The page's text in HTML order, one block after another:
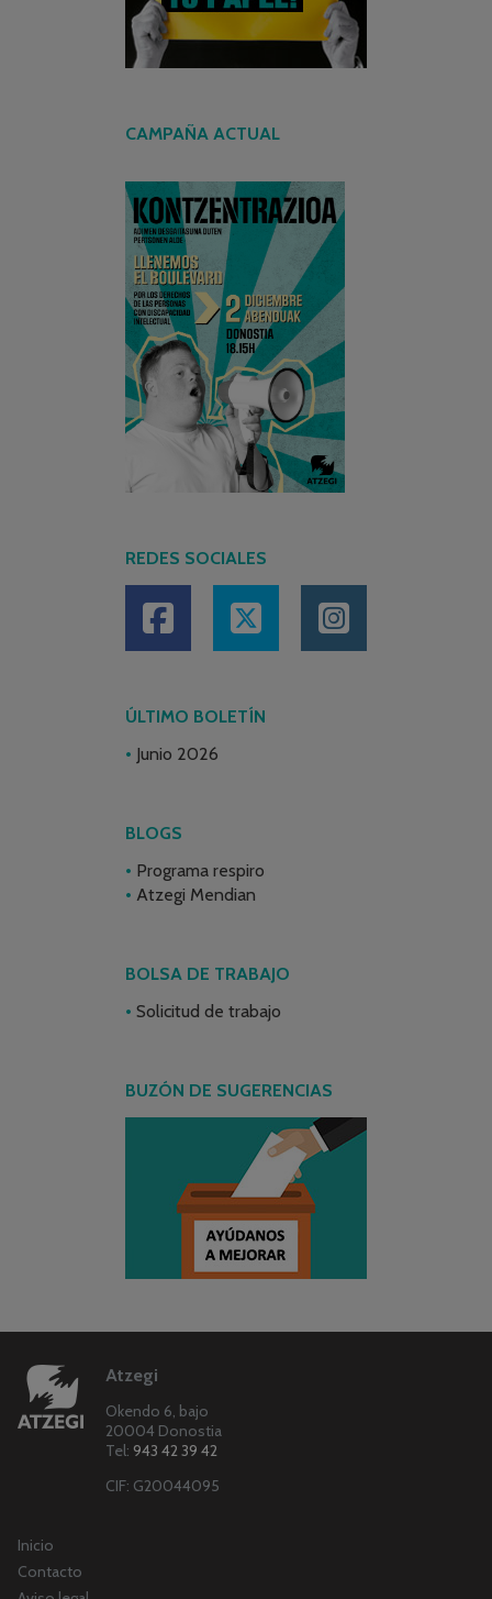
CAMPAÑA ACTUAL
REDES SOCIALES
ÚLTIMO BOLETÍN
Junio 2026
BLOGS
Programa respiro
Atzegi Mendian
BOLSA DE TRABAJO
Solicitud de trabajo
BUZÓN DE SUGERENCIAS
Atzegi
Okendo 6, bajo
20004 Donostia
Tel: 943 42 39 42
CIF: G20044095
Inicio
Contacto